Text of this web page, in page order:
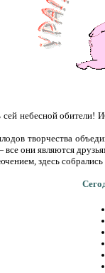
сей небесной
творчества
все они являются
здесь